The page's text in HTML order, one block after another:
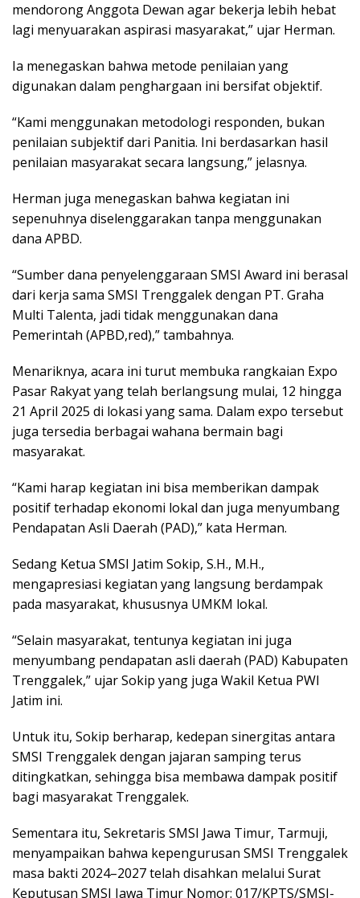
mendorong Anggota Dewan agar bekerja lebih hebat
lagi menyuarakan aspirasi masyarakat,” ujar Herman.
Ia menegaskan bahwa metode penilaian yang
digunakan dalam penghargaan ini bersifat objektif.
“Kami menggunakan metodologi responden, bukan
penilaian subjektif dari Panitia. Ini berdasarkan hasil
penilaian masyarakat secara langsung,” jelasnya.
Herman juga menegaskan bahwa kegiatan ini
sepenuhnya diselenggarakan tanpa menggunakan
dana APBD.
“Sumber dana penyelenggaraan SMSI Award ini berasal
dari kerja sama SMSI Trenggalek dengan PT. Graha
Multi Talenta, jadi tidak menggunakan dana
Pemerintah (APBD,red),” tambahnya.
Menariknya, acara ini turut membuka rangkaian Expo
Pasar Rakyat yang telah berlangsung mulai, 12 hingga
21 April 2025 di lokasi yang sama. Dalam expo tersebut
juga tersedia berbagai wahana bermain bagi
masyarakat.
“Kami harap kegiatan ini bisa memberikan dampak
positif terhadap ekonomi lokal dan juga menyumbang
Pendapatan Asli Daerah (PAD),” kata Herman.
Sedang Ketua SMSI Jatim Sokip, S.H., M.H.,
mengapresiasi kegiatan yang langsung berdampak
pada masyarakat, khususnya UMKM lokal.
“Selain masyarakat, tentunya kegiatan ini juga
menyumbang pendapatan asli daerah (PAD) Kabupaten
Trenggalek,” ujar Sokip yang juga Wakil Ketua PWI
Jatim ini.
Untuk itu, Sokip berharap, kedepan sinergitas antara
SMSI Trenggalek dengan jajaran samping terus
ditingkatkan, sehingga bisa membawa dampak positif
bagi masyarakat Trenggalek.
Sementara itu, Sekretaris SMSI Jawa Timur, Tarmuji,
menyampaikan bahwa kepengurusan SMSI Trenggalek
masa bakti 2024–2027 telah disahkan melalui Surat
Keputusan SMSI Jawa Timur Nomor: 017/KPTS/SMSI-